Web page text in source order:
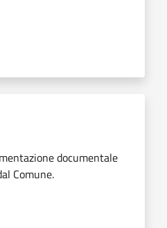
documentale
Comune.